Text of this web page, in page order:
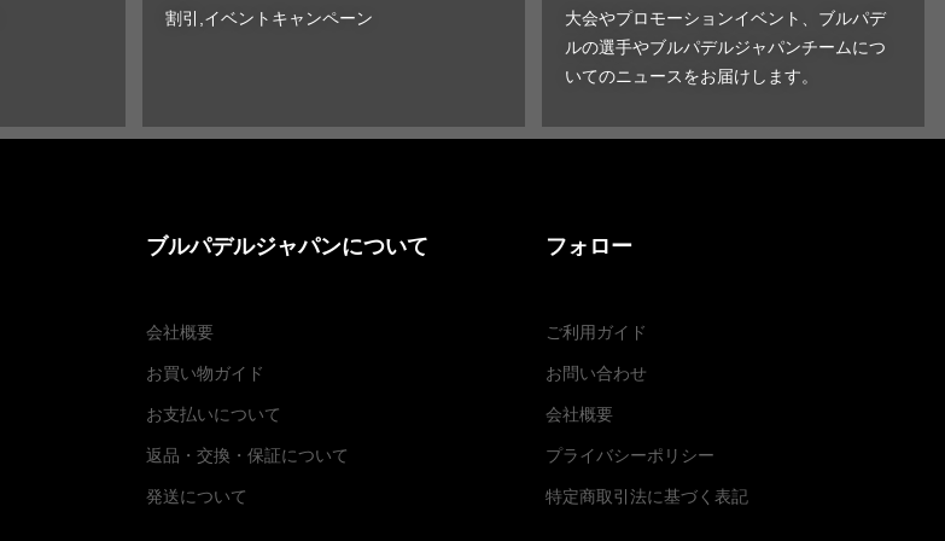
割引,イベントキャンペーン
大会やプロモーションイベント、ブルパデ
ルの選手やブルパデルジャパンチームにつ
いてのニュースをお届けします。
ブルパデルジャパンについて
会社概要
お買い物ガイド
お支払いについて
返品・交換 ・ 保証について
発送について
フォロー
ご利用ガイド
お問い合わせ
会社概要
プライバシーポリシー
特定商取引法に基づく表記